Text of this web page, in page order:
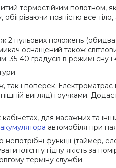
термостійким полотном,
повністю все
2 нульових положень (обидва
оснащений також
40 градусів в режимі сну і
і поперек. Електроматрас
вигляд) і ручками.
для масажних та
акумулятора автомобіля при
функції (таймер,
клієнту гідну якість за
терміну служби.